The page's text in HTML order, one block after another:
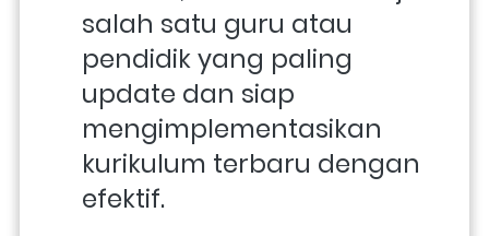
salah satu guru atau
pendidik yang paling
update dan siap
mengimplementasikan
kurikulum terbaru dengan
efektif.